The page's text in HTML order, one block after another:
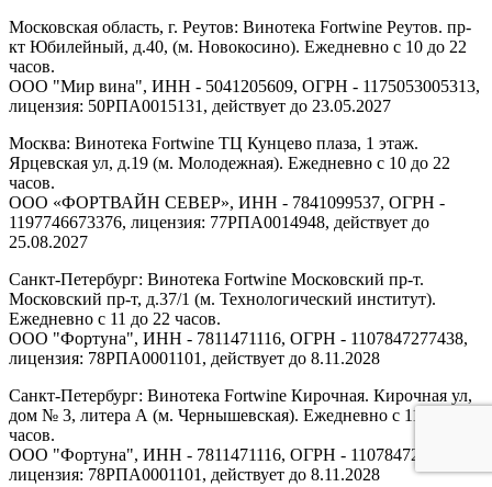
Московская область, г. Реутов: Винотека Fortwine Реутов. пр-
кт Юбилейный, д.40, (м. Новокосино). Ежедневно с 10 до 22
часов.
ООО "Мир вина", ИНН - 5041205609, ОГРН - 1175053005313,
лицензия: 50РПА0015131, действует до 23.05.2027
Москва: Винотека Fortwine ТЦ Кунцево плаза, 1 этаж.
Ярцевская ул, д.19 (м. Молодежная). Ежедневно с 10 до 22
часов.
ООО «ФОРТВАЙН СЕВЕР», ИНН - 7841099537, ОГРН -
1197746673376, лицензия: 77РПА0014948, действует до
25.08.2027
Санкт-Петербург: Винотека Fortwine Московский пр-т.
Московский пр-т, д.37/1 (м. Технологический институт).
Ежедневно с 11 до 22 часов.
ООО "Фортуна", ИНН - 7811471116, ОГРН - 1107847277438,
лицензия: 78РПА0001101, действует до 8.11.2028
Санкт-Петербург: Винотека Fortwine Кирочная. Кирочная ул,
дом № 3, литера А (м. Чернышевская). Ежедневно с 11 до 22
часов.
ООО "Фортуна", ИНН - 7811471116, ОГРН - 1107847277438,
лицензия: 78РПА0001101, действует до 8.11.2028